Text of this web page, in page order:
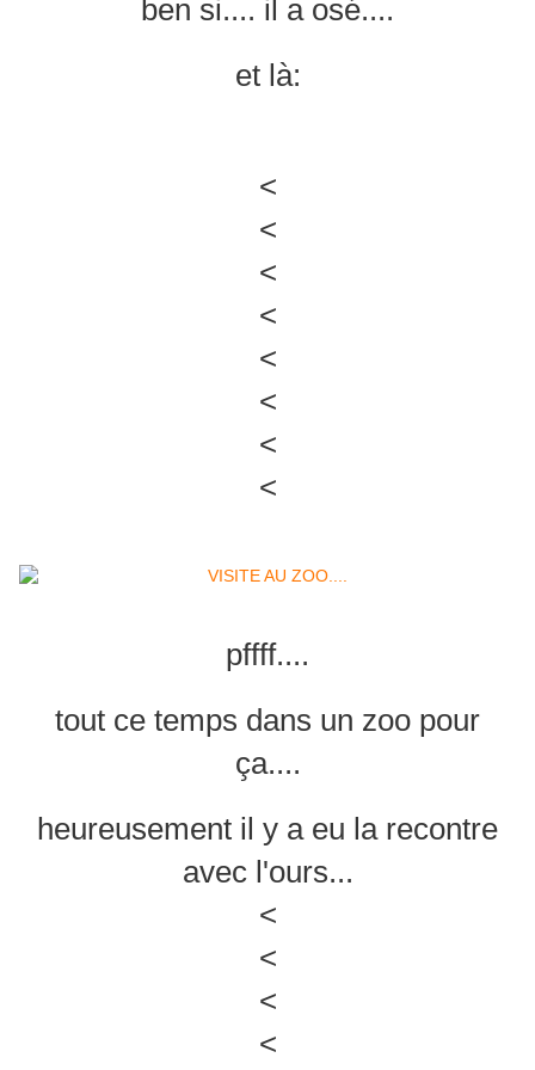
ben si.... il a osé....
et là:
<
<
<
<
<
<
<
<
pffff....
tout ce temps dans un zoo pour
ça....
heureusement il y a eu la recontre
avec l'ours...
<
<
<
<